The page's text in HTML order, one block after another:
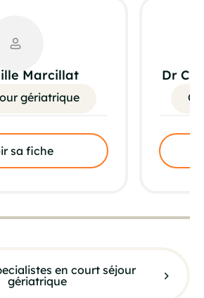
en court séjour
gériatrique
Marcillat
gériatrique
sa fiche
Dr